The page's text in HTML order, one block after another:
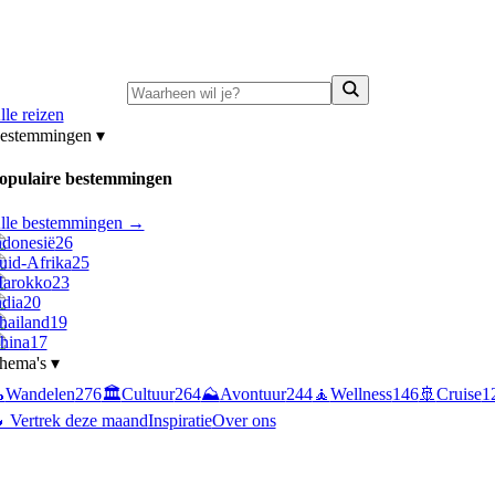
reizen
▾
bestemmingen
bestemmingen →
26
Afrika25
23
20
19
17
▾
Wandelen276🏛️Cultuur264⛰️Avontuur244🧘Wellness146🚢 Cruise
Vertrek deze maandInspiratieOver ons